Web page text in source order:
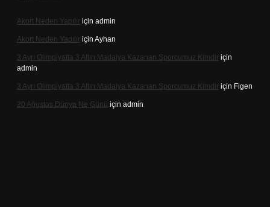
Akort Neden Yapılır için admin
Akort Neden Yapılır için Ayhan
3 Ayrı Olimpiyatta 3 Altın Madalya Kazanan Sporcumuz Kimdir için
admin
3 Ayrı Olimpiyatta 3 Altın Madalya Kazanan Sporcumuz Kimdir için Figen
20 Ağustos Dünya Ne Günü için admin